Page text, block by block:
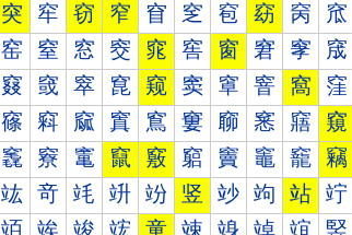
突 窂 窃 窄 窅 窆 窇 窈 窉 窊
窑 窒 窓 窔 窕 窖 窗 窘 窙 窚
窡 窢 窣 窤 窥 窦 窧 窨 窩 窪
窱 窲 窳 窴 窵 窶 窷 窸 窹 窺
竁 竂 竃 竄 竅 竆 竇 竈 竉 竊
竑 竒 竓 竔 竕 竖 竗 竘 站 竚
竡 竢 竣 竤 童 竦 竧 竨 竩 竪